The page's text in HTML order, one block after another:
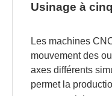
Usinage à
Les machines
mouvement des
axes différents
permet la